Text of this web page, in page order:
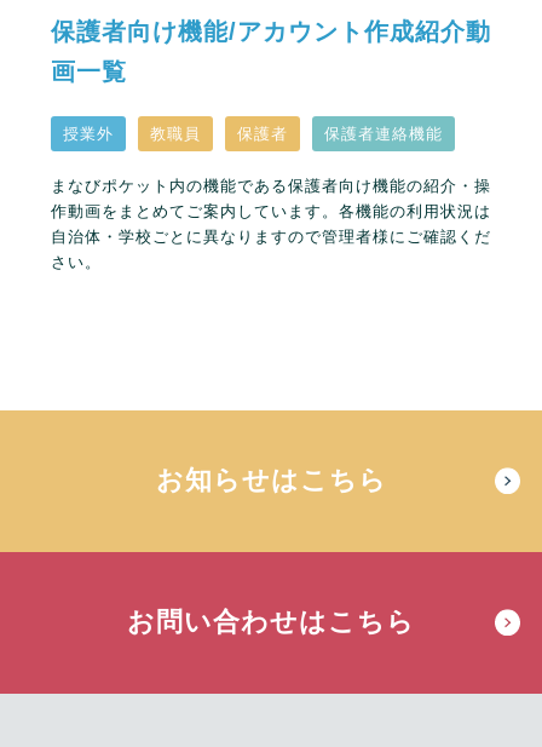
保護者向け機能/アカウント作成紹介動
画一覧
授業外 教職員 保護者 保護者連絡機能
まなびポケット内の機能である保護者向け機能の紹介・操
作動画をまとめてご案内しています。各機能の利用状況は
自治体・学校ごとに異なりますので管理者様にご確認くだ
さい。
お知らせはこちら
お問い合わせはこちら